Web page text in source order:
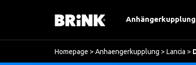
Homepage > Anhaengerkupplung > Lancia >